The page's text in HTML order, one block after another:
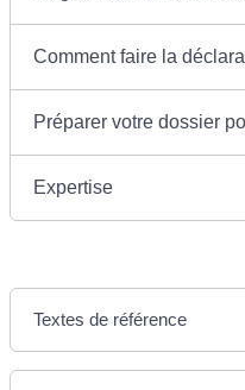
Comment faire la
Préparer votre dossier
Expertise
Textes de référence